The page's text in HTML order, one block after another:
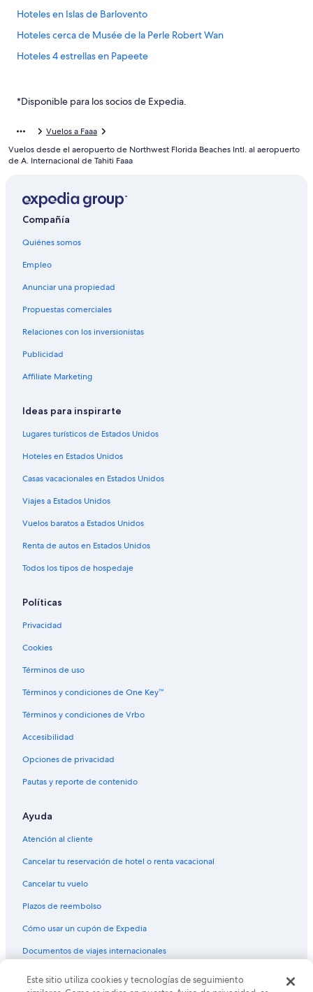
Hoteles en Islas de Barlovento
Hoteles cerca de Musée de la Perle Robert Wan
Hoteles 4 estrellas en Papeete
Apart-Hoteles en Papeete
Casas rurales en Papeete
Apartamentos en Papeete
Hilton Hotels en Papeete
Hoteles con spa en Papeete
Hoteles para ir de compras en Papeete
Hoteles de lujo en Papeete
Hoteles en la playa en Papeete
Hoteles románticos en Papeete
Hoteles baratos en Papeete
Hoteles con cocina en Papeete
Hoteles con restaurante en Papeete
Hoteles con hidromasaje en Papeete
Hoteles con traslado del/al aeropuerto en Papeete
Hoteles en Papeete
Villas en Papeete
*Disponible para los socios de Expedia.
Vuelos a Faaa
Vuelos desde el aeropuerto de Northwest Florida Beaches Intl. al aeropuerto
de A. Internacional de Tahiti Faaa
Compañía
Quiénes somos
Empleo
Anunciar una propiedad
Propuestas comerciales
Relaciones con los inversionistas
Publicidad
Affiliate Marketing
Ideas para inspirarte
Lugares turísticos de Estados Unidos
Hoteles en Estados Unidos
Casas vacacionales en Estados Unidos
Viajes a Estados Unidos
Vuelos baratos a Estados Unidos
Renta de autos en Estados Unidos
Todos los tipos de hospedaje
Políticas
Privacidad
Cookies
Términos de uso
Términos y condiciones de One Key™
Términos y condiciones de Vrbo
Accesibilidad
Opciones de privacidad
Pautas y reporte de contenido
Ayuda
Atención al cliente
Cancelar tu reservación de hotel o renta vacacional
Cancelar tu vuelo
Plazos de reembolso
Cómo usar un cupón de Expedia
Documentos de viajes internacionales
© 2026 Expedia, Inc., una empresa de Expedia Group. Todos los
Este sitio utiliza cookies y tecnologías de seguimiento